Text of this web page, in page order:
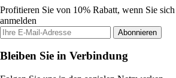
Profitieren Sie von 10% Rabatt, wenn Sie
anmelden
Abonnieren
Bleiben Sie in Verbindung